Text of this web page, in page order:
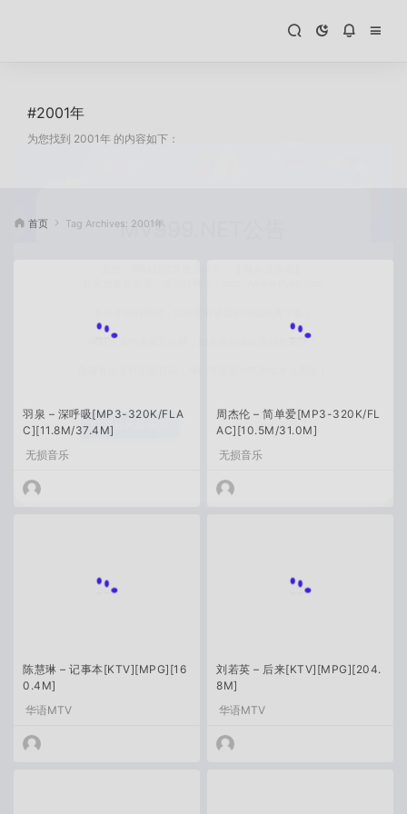
#2001年
为您找到 2001年 的内容如下：
首页 Tag Archives: 2001年
羽泉 – 深呼吸[MP3-320K/FLA
C][11.8M/37.4M]
无损音乐
周杰伦 – 简单爱[MP3-320K/FL
AC][10.5M/31.0M]
无损音乐
陈慧琳 – 记事本[KTV][MPG][16
0.4M]
华语MTV
刘若英 – 后来[KTV][MPG][204.
8M]
华语MTV
本站非营利网站，目前所有资源都可以免费下载！
好的我知道了